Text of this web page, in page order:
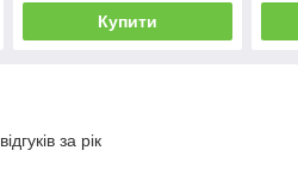
Купити
за рік